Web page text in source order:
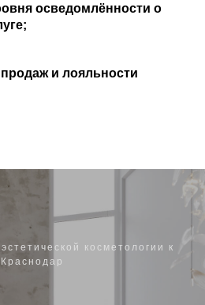
осведомлённости о
и лояльности
косметологии к